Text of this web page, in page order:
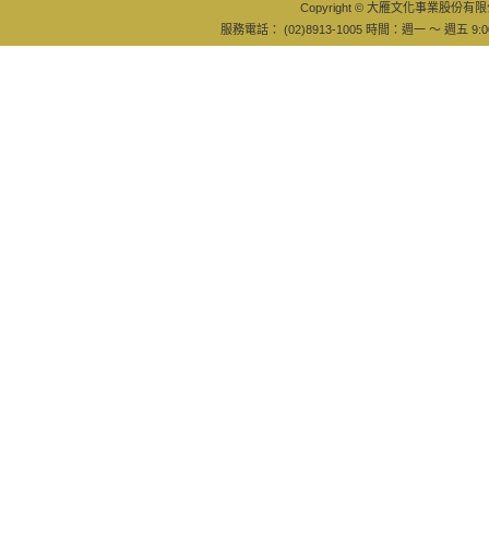
Copyright © 大雁文化事業股份有
服務電話： (02)8913-1005 時間：週一 ～ 週五